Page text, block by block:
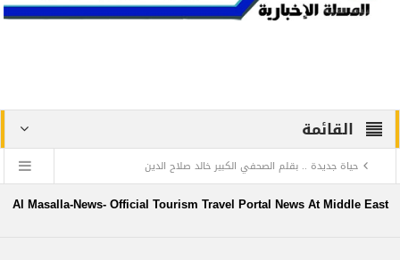
القائمة
حياة جديدة .. بقلم الصحفي الكبير خالد صلاح الدين
دراسة علمية ترصد الاكتشافات الأثرية والتطوير بجبانة الشاطبي
Al Masalla-News- Official Tourism Travel Portal News At Middle East